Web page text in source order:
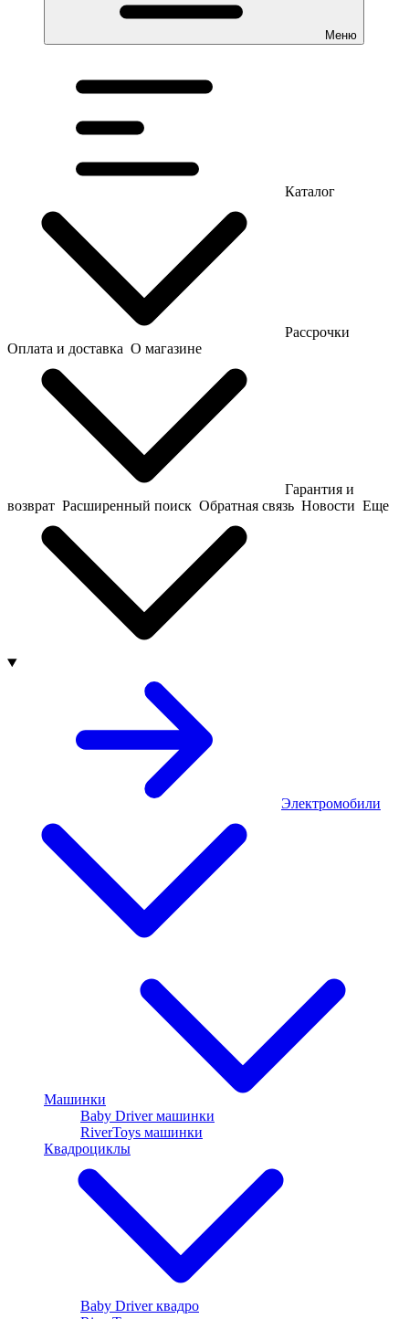
Меню
Каталог
Рассрочки
Оплата и доставка О магазине
Гарантия и
возврат Расширенный поиск Обратная связь Новости Еще
Электромобили
Машинки
Baby Driver машинки
RiverToys машинки
Квадроциклы
Baby Driver квадро